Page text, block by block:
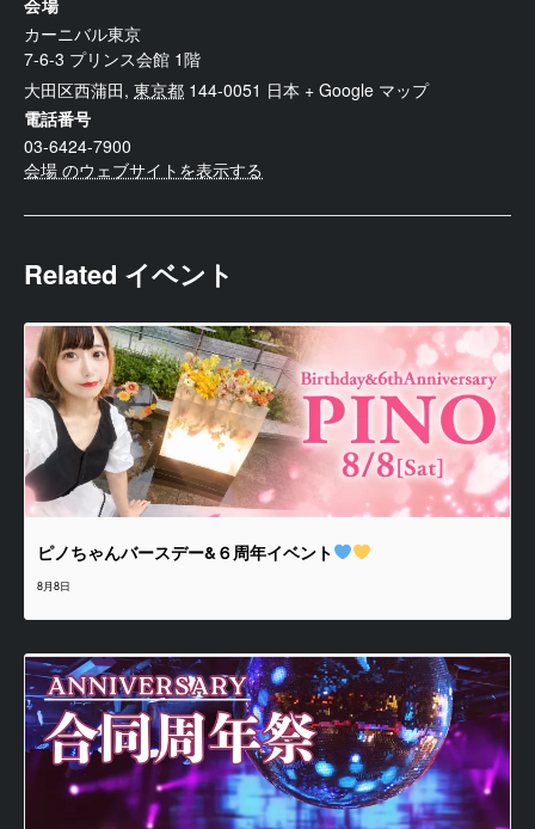
会場
カーニバル東京
7-6-3 プリンス会館 1階
大田区西蒲田, 東京都 144-0051 日本 + Google マップ
電話番号
03-6424-7900
会場 のウェブサイトを表示する
Related イベント
ピノちゃんバースデー&６周年イベント
8月8日